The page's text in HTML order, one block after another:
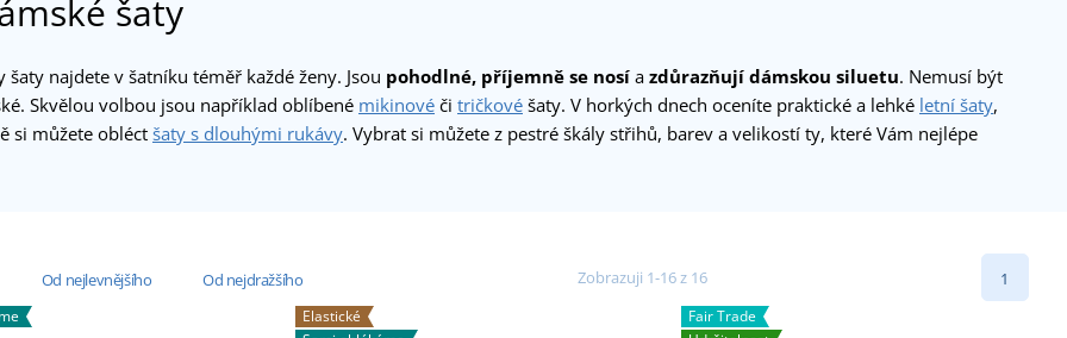
šaty
šaty najdete v šatníku téměř každé ženy. Jsou pohodlné, příjemně se nosí a zdůrazňují dámskou siluetu. Nemusí být
Skvělou volbou jsou například oblíbené mikinové či tričkové šaty. V horkých dnech oceníte praktické a lehké letní šaty,
si můžete obléctšaty s dlouhými rukávy. Vybrat si můžete z pestré škály střihů, barev a velikostí ty, které Vám nejlépe
Od nejlevnějšího Od nejdražšího Zobrazuji 1-16 z 16 1
Elastické
Fair Trade